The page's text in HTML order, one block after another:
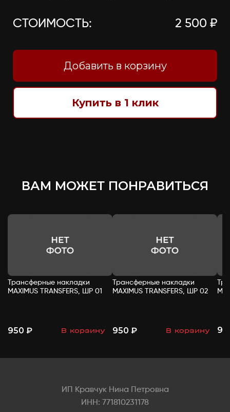
СТОИМОСТЬ: 2 500 ₽
Добавить в корзину
Купить в 1 клик
ВАМ МОЖЕТ ПОНРАВИТЬСЯ
Трансферные накладки
MAXIMUS TRANSFERS, ШР 01
950 ₽ В корзину
- +
Трансферные накладки
MAXIMUS TRANSFERS, ШР 02
950 ₽ В корзину
- +
ИП Кравчук Нина Петровна
ИНН: 771810231178